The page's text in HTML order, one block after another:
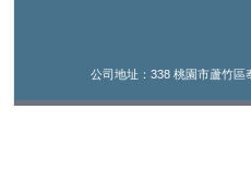
公司地址：338 桃園市蘆竹